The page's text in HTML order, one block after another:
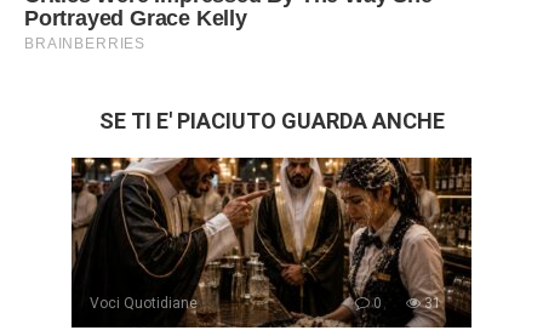
SE TI E' PIACIUTO GUARDA ANCHE
Voci Quotidiane 0 31